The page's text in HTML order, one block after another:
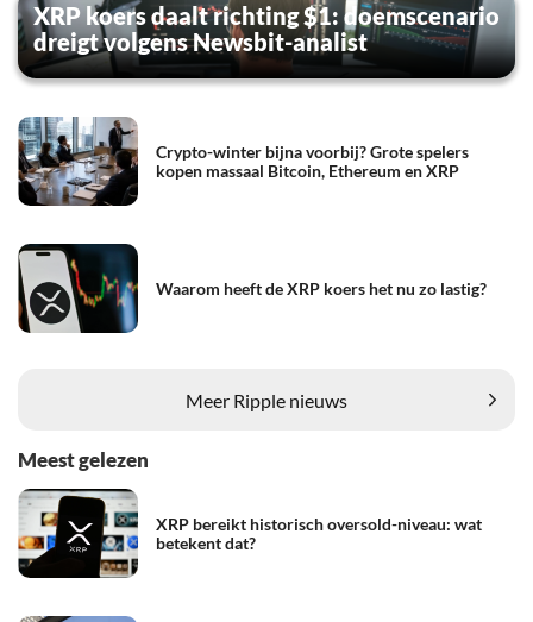
XRP koers daalt richting $1: doemscenario
dreigt volgens Newsbit-analist
Crypto-winter bijna voorbij? Grote spelers
kopen massaal Bitcoin, Ethereum en XRP
Waarom heeft de XRP koers het nu zo lastig?
Meer Ripple nieuws
Meest gelezen
XRP bereikt historisch oversold-niveau: wat
betekent dat?